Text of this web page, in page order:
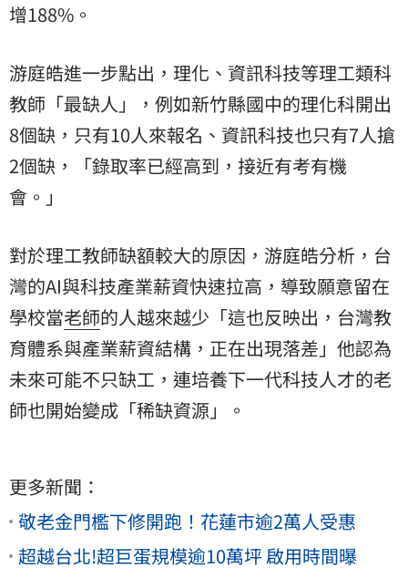
增188%。
游庭皓進一步點出，理化、資訊科技等理工類科
教師「最缺人」，例如新竹縣國中的理化科開出
8個缺，只有10人來報名、資訊科技也只有7人搶
2個缺，「錄取率已經高到，接近有考有機
會。」
對於理工教師缺額較大的原因，游庭皓分析，台
灣的AI與科技產業薪資快速拉高，導致願意留在
學校當老師的人越來越少「這也反映出，台灣教
育體系與產業薪資結構，正在出現落差」他認為
未來可能不只缺工，連培養下一代科技人才的老
師也開始變成「稀缺資源」。
更多新聞：
敬老金門檻下修開跑！花蓮市逾2萬人受惠
超越台北!超巨蛋規模逾10萬坪 啟用時間曝